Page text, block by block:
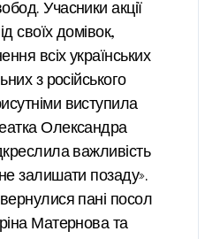
Учасники акції
своїх домівок,
всіх українських
з російського
виступила
Олександра
важливість
залишати позаду».
пані посол
Матернова та